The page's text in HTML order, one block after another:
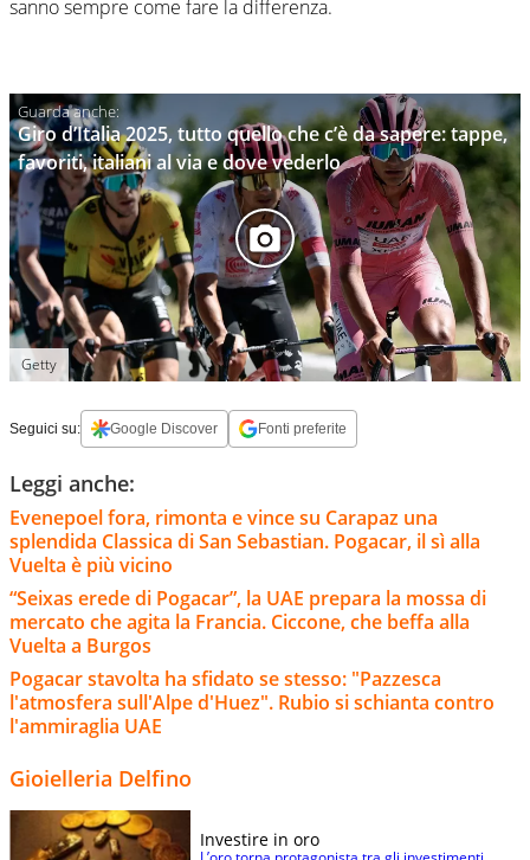
sanno sempre come fare la differenza.
Giro d’Italia 2025, tutto quello che c’è da sapere: tappe,
favoriti, italiani al via e dove vederlo
Getty
Seguici su: Google Discover Fonti preferite
Leggi anche:
Evenepoel fora, rimonta e vince su Carapaz una
splendida Classica di San Sebastian. Pogacar, il sì alla
Vuelta è più vicino
“Seixas erede di Pogacar”, la UAE prepara la mossa di
mercato che agita la Francia. Ciccone, che beffa alla
Vuelta a Burgos
Pogacar stavolta ha sfidato se stesso: "Pazzesca
l'atmosfera sull'Alpe d'Huez". Rubio si schianta contro
l'ammiraglia UAE
Gioielleria Delfino
Investire in oro